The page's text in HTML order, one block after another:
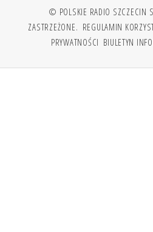
© POLSKIE RADIO SZCZECIN
ZASTRZEŻONE. REGULAMIN
PRYWATNOŚCI BIULETYN